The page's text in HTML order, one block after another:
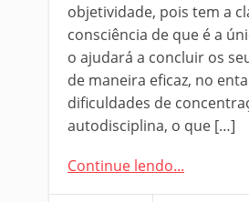
objetividade, pois tem a
consciência de que é a
o ajudará a concluir os
de maneira eficaz, no
dificuldades de
autodisciplina, o que […]
Continue lendo...